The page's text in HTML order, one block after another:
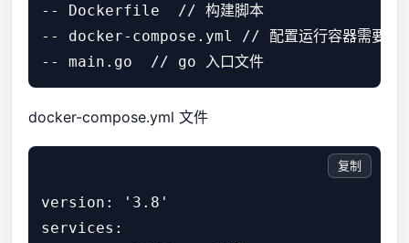
-- Dockerfile  // 构建脚本
-- docker-compose.yml // 配置运行容器需要的
docker-compose.yml 文件
version: '3.8'
services:
复制